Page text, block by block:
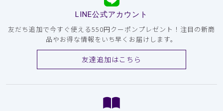
LINE公式アカウント
友だち追加で今すぐ使える550円クーポンプレゼント！注目の新商
品やお得な情報をいち早くお届けします。
友達追加はこちら